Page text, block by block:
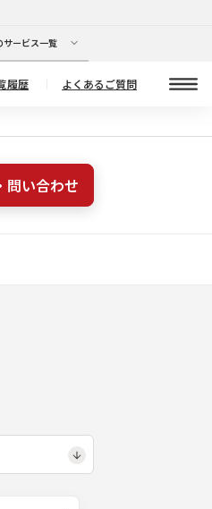
サービス一覧
履歴 よくあるご質問
問い合わせ